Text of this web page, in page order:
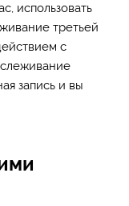
использовать
третьей
с
запись и вы